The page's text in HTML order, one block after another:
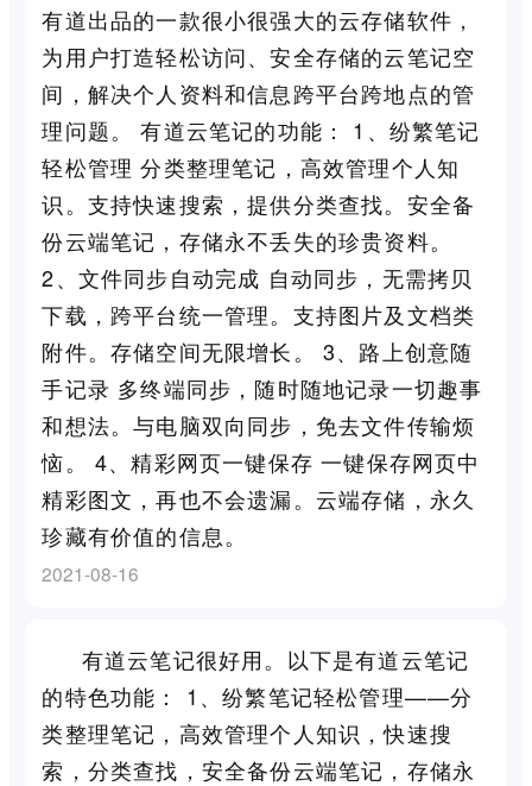
有道出品的一款很小很强大的云存储软件，
为用户打造轻松访问、安全存储的云笔记空
间，解决个人资料和信息跨平台跨地点的管
理问题。 有道云笔记的功能： 1、纷繁笔记
轻松管理 分类整理笔记，高效管理个人知
识。支持快速搜索，提供分类查找。安全备
份云端笔记，存储永不丢失的珍贵资料。
2、文件同步自动完成 自动同步，无需拷贝
下载，跨平台统一管理。支持图片及文档类
附件。存储空间无限增长。 3、路上创意随
手记录 多终端同步，随时随地记录一切趣事
和想法。与电脑双向同步，免去文件传输烦
恼。 4、精彩网页一键保存 一键保存网页中
精彩图文，再也不会遗漏。云端存储，永久
珍藏有价值的信息。
2021-08-16
有道云笔记很好用。以下是有道云笔记
的特色功能： 1、纷繁笔记轻松管理——分
类整理笔记，高效管理个人知识，快速搜
索，分类查找，安全备份云端笔记，存储永